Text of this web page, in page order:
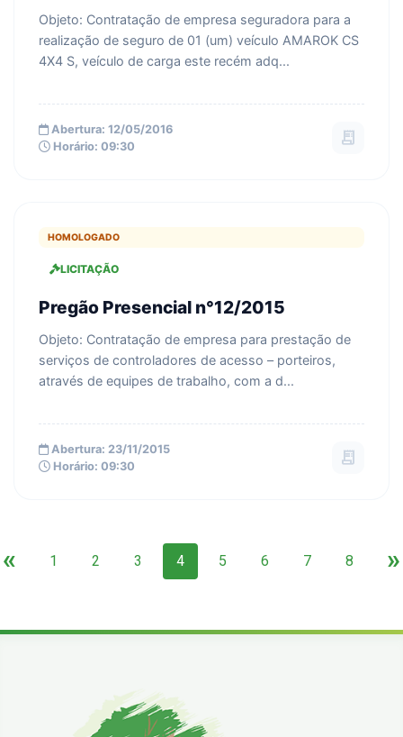
Objeto: Contratação de empresa seguradora para a
realização de seguro de 01 (um) veículo AMAROK CS
4X4 S, veículo de carga este recém adq...
Abertura: 12/05/2016
Horário: 09:30
receipt_long
HOMOLOGADO
LICITAÇÃO
Pregão Presencial n°12/2015
Objeto: Contratação de empresa para prestação de
serviços de controladores de acesso – porteiros,
através de equipes de trabalho, com a d...
Abertura: 23/11/2015
Horário: 09:30
receipt_long
« 1 2 3 4 5 6 7 8 »